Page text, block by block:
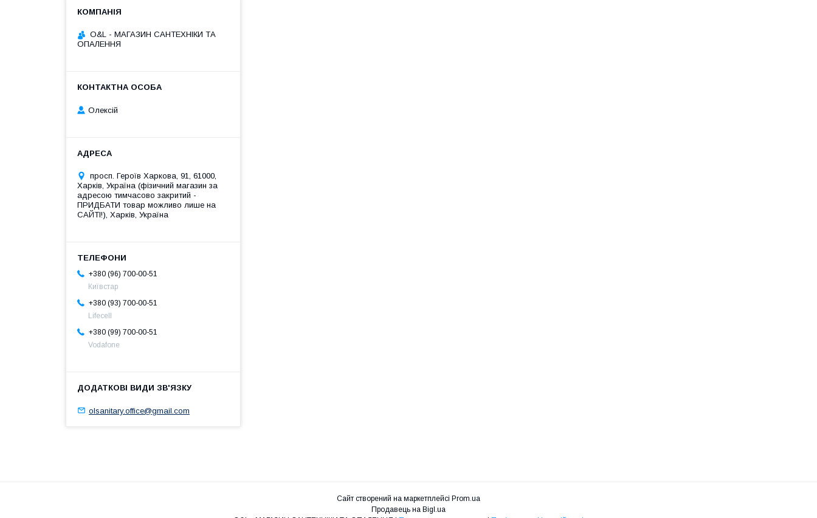
O&L - МАГАЗИН САНТЕХНІКИ ТА
ОПАЛЕННЯ
Олексій
просп. Героїв Харкова, 91, 61000,
Харків, Україна (фізичний магазин за
адресою тимчасово закритий -
ПРИДБАТИ товар можливо лише на
САЙТІ!), Харків, Україна
+380 (96) 700-00-51
Київстар
+380 (93) 700-00-51
Lifecell
+380 (99) 700-00-51
Vodafone
olsanitary.office@gmail.com
Сайт створений на маркетплейсі Prom.ua
Продавець на Bigl.ua